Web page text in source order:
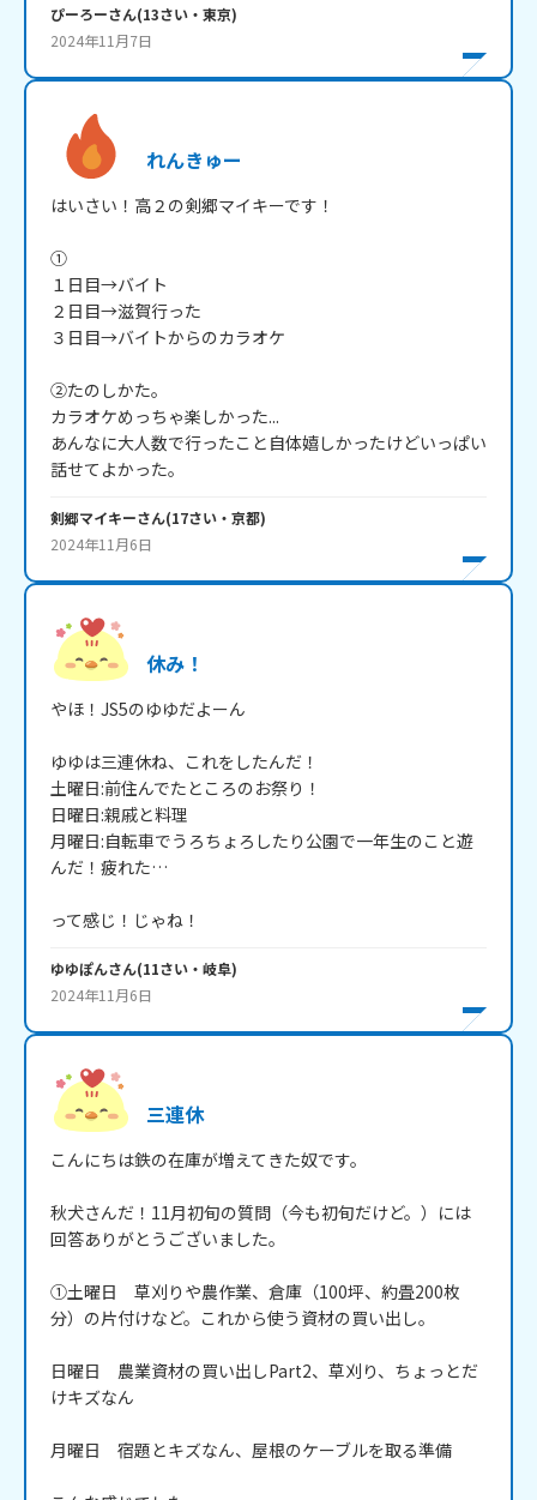
ぴーろーさん(13さい・ 東京)
2024年11月7日
れんきゅー
はいさい！高２の剣郷マイキーです！
①
１日目→バイト
２日目→滋賀行った
３日目→バイトからのカラオケ
②たのしかた。
カラオケめっちゃ楽しかった...
あんなに大人数で行ったこと自体嬉しかったけどいっぱい
話せてよかった。
剣郷マイキーさん(17さい・ 京都)
2024年11月6日
休み！
やほ！JS5のゆゆだよーん
ゆゆは三連休ね、これをしたんだ！
土曜日:前住んでたところのお祭り！
日曜日:親戚と料理
月曜日:自転車でうろちょろしたり公園で一年生のこと遊
んだ！疲れた…
って感じ！じゃね！
ゆゆぽんさん(11さい・ 岐阜)
2024年11月6日
三連休
こんにちは鉄の在庫が増えてきた奴です。
秋犬さんだ！11月初旬の質問（今も初旬だけど。）には
回答ありがとうございました。
①土曜日　草刈りや農作業、倉庫（100坪、約畳200枚
分）の片付けなど。これから使う資材の買い出し。
日曜日　農業資材の買い出しPart2、草刈り、ちょっとだ
けキズなん
月曜日　宿題とキズなん、屋根のケーブルを取る準備